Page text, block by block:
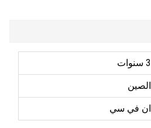
3 سنوات
الصين
ان في سي